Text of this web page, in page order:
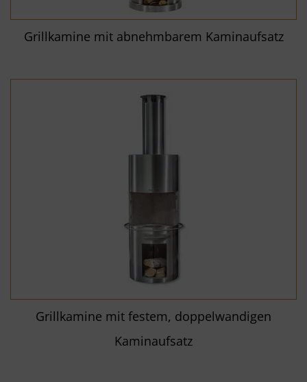
Grillkamine mit abnehmbarem Kaminaufsatz
Grillkamine mit festem, doppelwandigen
Kaminaufsatz